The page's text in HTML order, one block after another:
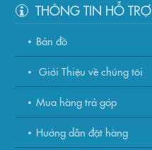
THÔNG TIN HỖ TRỢ
Bản đồ
Giới Thiệu về chúng tôi
Mua hàng trả góp
Hướng dẫn đặt hàng